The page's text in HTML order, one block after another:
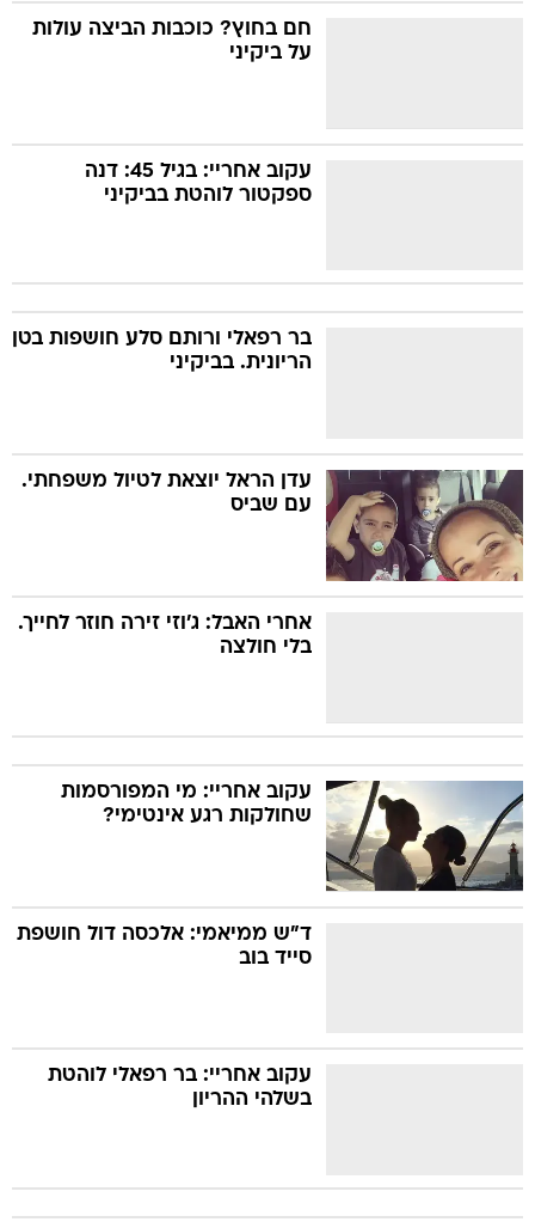
חם בחוץ? כוכבות הביצה עולות
על ביקיני
עקוב אחריי: בגיל 45: דנה
ספקטור לוהטת בביקיני
בר רפאלי ורותם סלע חושפות בטן
הריונית. בביקיני
עדן הראל יוצאת לטיול משפחתי.
עם שביס
אחרי האבל: ג'וזי זירה חוזר לחייך.
בלי חולצה
עקוב אחריי: מי המפורסמות
שחולקות רגע אינטימי?
ד"ש ממיאמי: אלכסה דול חושפת
סייד בוב
עקוב אחריי: בר רפאלי לוהטת
בשלהי ההריון